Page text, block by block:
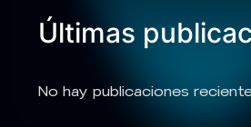
Últimas
No hay publicaciones